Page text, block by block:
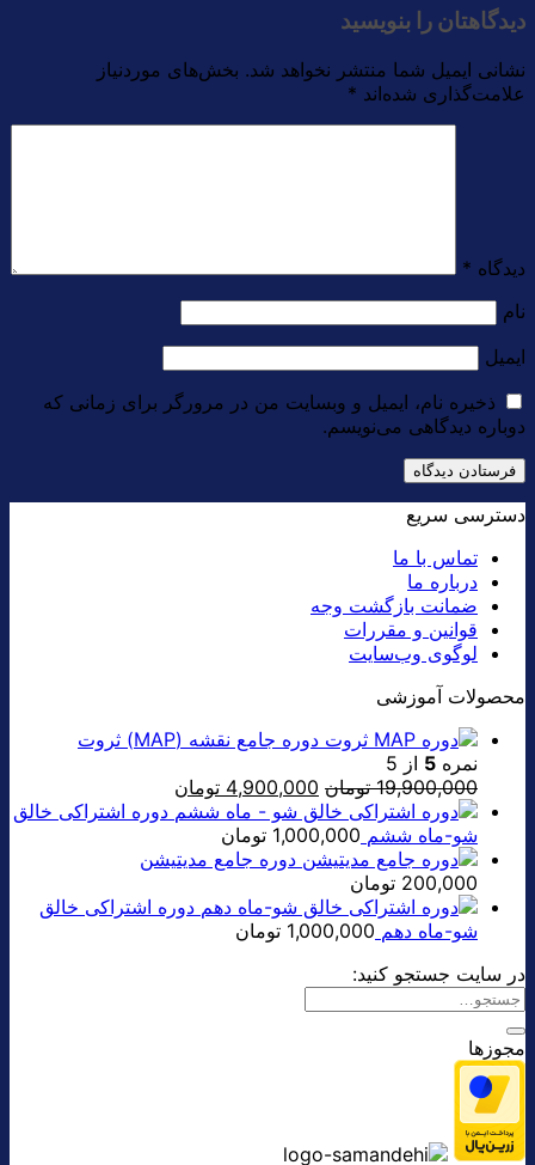
دیدگاهتان را بنویسید
نشانی ایمیل شما منتشر نخواهد شد. بخش‌های موردنیاز
علامت‌گذاری شده‌اند *
دیدگاه *
نام
ایمیل
ذخیره نام، ایمیل و وبسایت من در مرورگر برای زمانی که
دوباره دیدگاهی می‌نویسم.
دسترسی سریع
تماس با ما
درباره ما
ضمانت بازگشت وجه
قوانین و مقررات
لوگوی وب‌سایت
محصولات آموزشی
دوره جامع نقشه (MAP) ثروت
نمره 5 از 5
19,900,000 تومان قیمت
اصلی:
بود.
4,900,000 تومان
فعلی:
دوره اشتراکی خالق
شو-ماه ششم 1,000,000 تومان
دوره جامع مدیتیشن
200,000 تومان
دوره اشتراکی خالق
شو-ماه دهم 1,000,000 تومان
در سایت جستجو کنید:
مجوزها